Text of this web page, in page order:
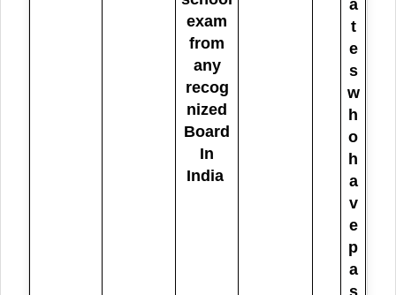
exam
from
any
recog
nized
Board
In
India
a
t
e
s
w
h
o
h
a
v
e
p
a
s